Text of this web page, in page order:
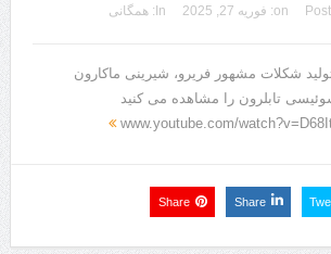
on: فوریه 27, 2025 In:
همگانی
شکلات مشهور فریرو، شیرینی ماکارون
تابلرون را مشاهده می کنید
www.youtube.com/
Share
Share